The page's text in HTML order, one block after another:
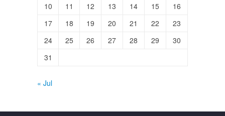
10
11 12 13 14 15
16
17
18 19 20 21 22
23
24
25 26 27 28 29
30
31
« Jul